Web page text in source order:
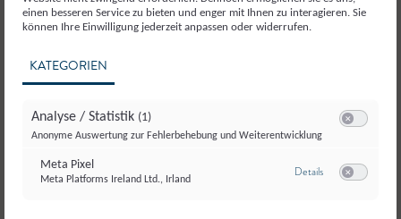
einen besseren Service zu bieten und enger mit Ihnen zu interagieren. Sie
können Ihre Einwilligung jederzeit anpassen oder widerrufen.
KATEGORIEN
Analyse / Statistik (1)
Anonyme Auswertung zur Fehlerbehebung und Weiterentwicklung
Meta Pixel
Meta Platforms Ireland Ltd., Irland
Detailszu Meta Pixel